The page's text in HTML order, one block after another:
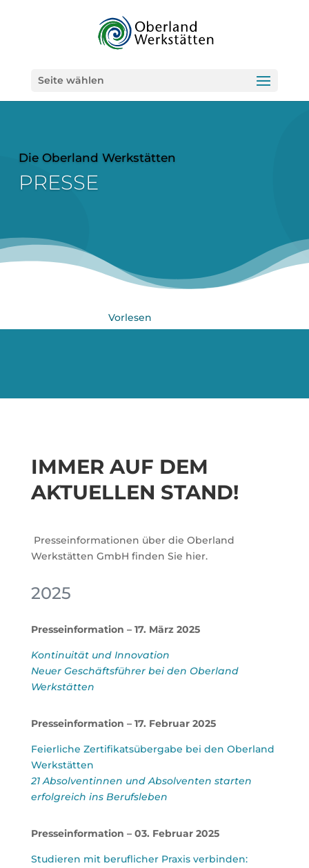
Seite wählen
Die Oberland Werkstätten
PRESSE
Vorlesen
IMMER AUF DEM
AKTUELLEN STAND!
Presseinformationen über die Oberland
Werkstätten GmbH finden Sie hier.
2025
Presseinformation – 17. März 2025
Kontinuität und Innovation
Neuer Geschäftsführer bei den Oberland
Werkstätten
Presseinformation – 17. Februar 2025
Feierliche Zertifikatsübergabe bei den Oberland
Werkstätten
21 Absolventinnen und Absolventen starten
erfolgreich ins Berufsleben
Presseinformation – 03. Februar 2025
Studieren mit beruflicher Praxis verbinden: